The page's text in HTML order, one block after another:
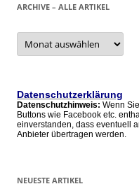
ARCHIVE – ALLE ARTIKEL
Archive
alle
Datenschutzerklärung
Datenschutzhinweis: Wenn
Buttons wie Facebook etc.
einverstanden, dass eventuell
Anbieter übertragen werden.
NEUESTE ARTIKEL